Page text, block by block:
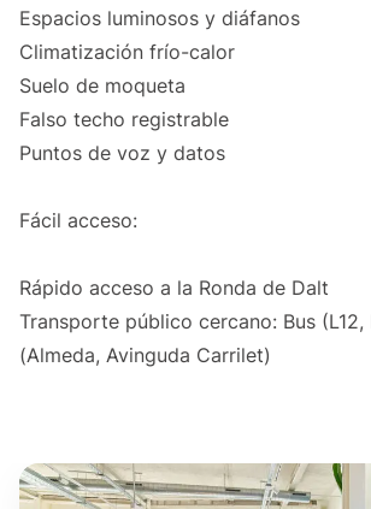
Espacios luminosos y diáfanos
Climatización frío-calor
Suelo de moqueta
Falso techo registrable
Puntos de voz y datos
Fácil acceso:
Rápido acceso a la Ronda de Dalt
Transporte público cercano: Bus (L12,
(Almeda, Avinguda Carrilet)